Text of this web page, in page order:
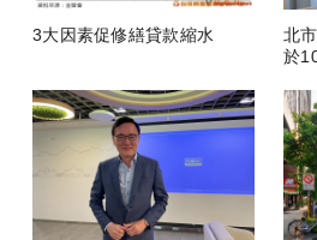
3大因素促修繕貸款縮水
北
於